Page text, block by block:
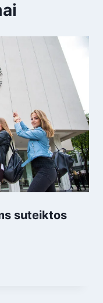
suteiktos